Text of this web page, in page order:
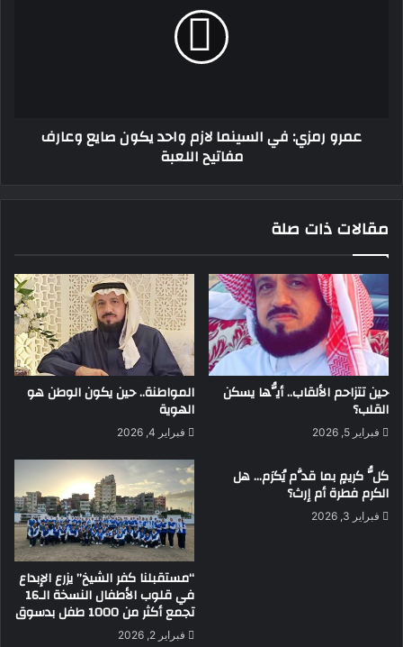
مفاتيحعمرو رمزي: في السينما لازم واحد يكون صايع وعارف
مفاتيح اللعبة
مقالات ذات صلة
حين تتزاحم الألقاب.. أيُّها يسكن
القلب؟
فبراير 5, 2026
المواطنة.. حين يكون الوطن هو
الهوية
فبراير 4, 2026
كلُّ كريمٍ بما قدَّم يُكرَم… هل
الكرم فطرة أم إرث؟
فبراير 3, 2026
“مستقبلنا كفر الشيخ” يزرع الإبداع
في قلوب الأطفال النسخة الـ16
تجمع أكثر من 1000 طفل بدسوق
فبراير 2, 2026